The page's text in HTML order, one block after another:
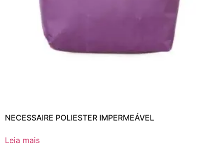
NECESSAIRE POLIESTER IMPERMEÁVEL
Leia mais